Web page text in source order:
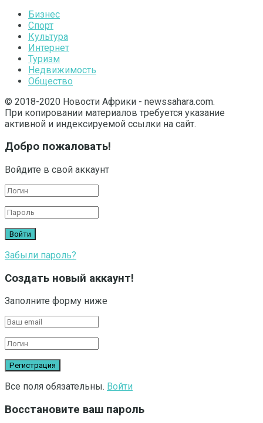
Бизнес
Спорт
Культура
Интернет
Туризм
Недвижимость
Общество
© 2018-2020 Новости Африки - newssahara.com.
При копировании материалов требуется указание
активной и индексируемой ссылки на сайт.
Добро пожаловать!
Войдите в свой аккаунт
Забыли пароль?
Создать новый аккаунт!
Заполните форму ниже
Все поля обязательны. Войти
Восстановите ваш пароль